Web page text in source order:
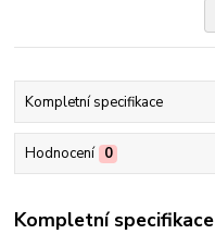
Kompletní specifikace
Hodnocení 0
Kompletní specifikace